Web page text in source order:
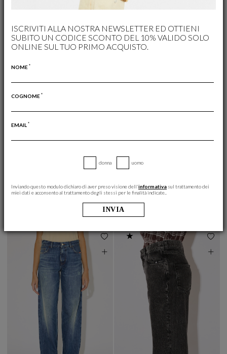
€ 144,00 € 146,00 € 102,00 (-30%)
★ ★
★
ISCRIVITI ALLA NOSTRA NEWSLETTER ED OTTIENI
SUBITO UN CODICE SCONTO DEL 10% VALIDO SOLO
ONLINE SUL TUO PRIMO ACQUISTO.
NOME *
COGNOME *
EMAIL *
donna uomo
Inviando questo modulo dichiaro di aver preso visione dell'informativa sul trattamento dei
miei dati e acconsento al trattamento degli stessi per le finalità indicate..
INVIA